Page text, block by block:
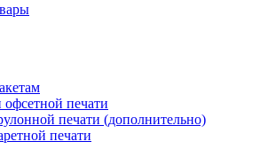
печати
печати (дополнительно)
печати